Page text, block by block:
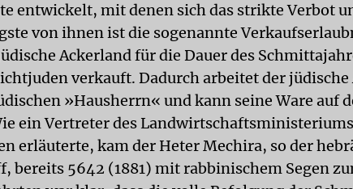
entwickelt, mit denen sich das strikte Verbot
von ihnen ist die sogenannte
Ackerland für die Dauer des
verkauft. Dadurch arbeitet der
»Hausherrn« und kann seine Ware auf
ein Vertreter des
erläuterte, kam der Heter Mechira, so der
bereits 5642 (1881) mit rabbinischem Segen